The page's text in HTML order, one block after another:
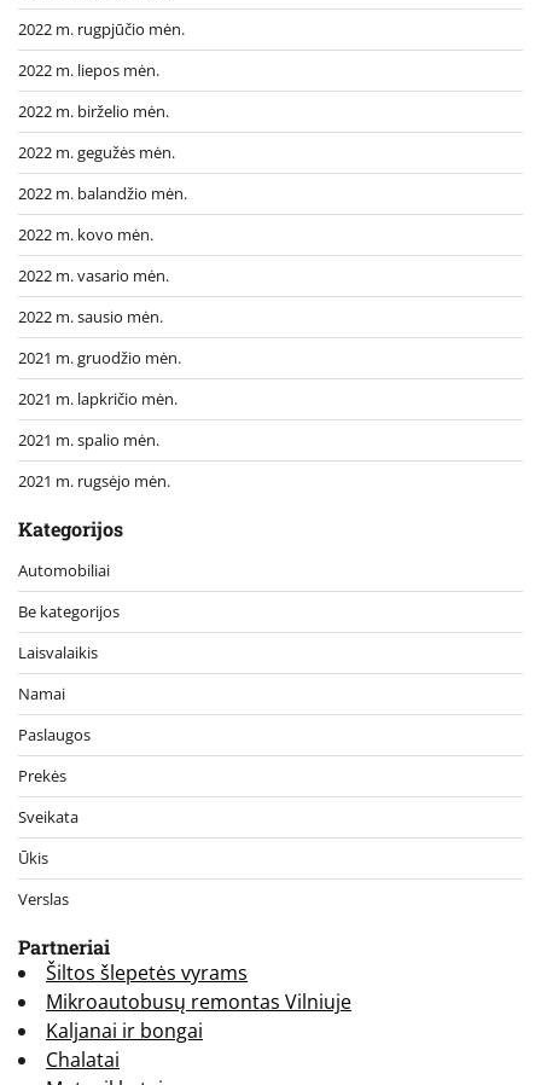
2022 m. rugpjūčio mėn.
2022 m. liepos mėn.
2022 m. birželio mėn.
2022 m. gegužės mėn.
2022 m. balandžio mėn.
2022 m. kovo mėn.
2022 m. vasario mėn.
2022 m. sausio mėn.
2021 m. gruodžio mėn.
2021 m. lapkričio mėn.
2021 m. spalio mėn.
2021 m. rugsėjo mėn.
Kategorijos
Automobiliai
Be kategorijos
Laisvalaikis
Namai
Paslaugos
Prekės
Sveikata
Ūkis
Verslas
Partneriai
Šiltos šlepetės vyrams
Mikroautobusų remontas Vilniuje
Kaljanai ir bongai
Chalatai